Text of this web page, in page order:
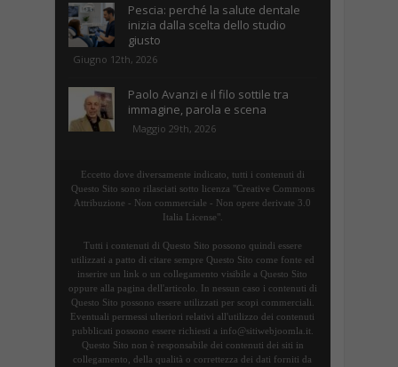
Pescia: perché la salute dentale
inizia dalla scelta dello studio
giusto
Giugno 12th, 2026
Paolo Avanzi e il filo sottile tra
immagine, parola e scena
Maggio 29th, 2026
Eccetto dove diversamente indicato, tutti i contenuti di
Questo Sito sono rilasciati sotto licenza "Creative Commons
Attribuzione - Non commerciale - Non opere derivate 3.0
Italia License".
Tutti i contenuti di Questo Sito possono quindi essere
utilizzati a patto di citare sempre Questo Sito come fonte ed
inserire un link o un collegamento visibile a Questo Sito
oppure alla pagina dell'articolo. In nessun caso i contenuti di
Questo Sito possono essere utilizzati per scopi commerciali.
Eventuali permessi ulteriori relativi all'utilizzo dei contenuti
pubblicati possono essere richiesti a info@sitiwebjoomla.it.
Questo Sito non è responsabile dei contenuti dei siti in
collegamento, della qualità o correttezza dei dati forniti da